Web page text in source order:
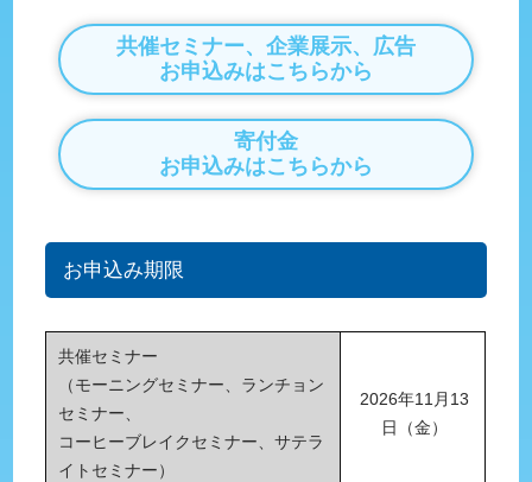
共催セミナー、企業展示、広告
お申込みはこちらから
寄付金
お申込みはこちらから
お申込み期限
共催セミナー
（モーニングセミナー、ランチョン
セミナー、
コーヒーブレイクセミナー、サテラ
イトセミナー）
2026年11月13
日（金）